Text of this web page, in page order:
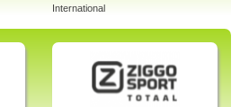
International